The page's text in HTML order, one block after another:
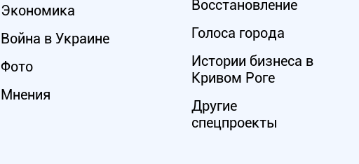
Экономика
Война в Украине
Фото
Мнения
Восстановление
Голоса города
Истории бизнеса в
Кривом Роге
Другие
спецпроекты